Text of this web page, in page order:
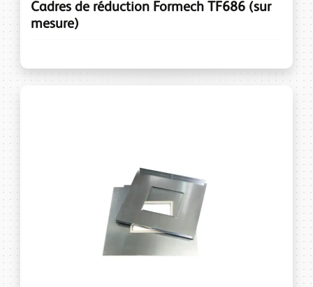
Cadres de réduction Formech TF686 (sur
mesure)